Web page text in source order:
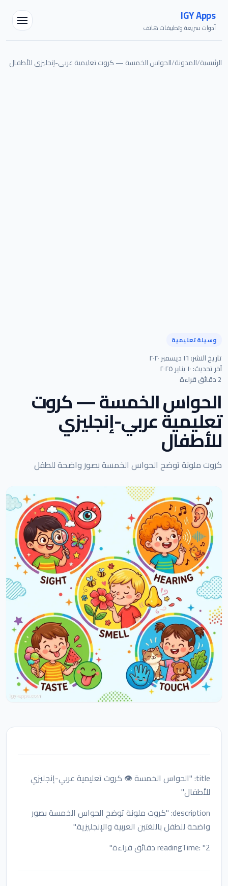
IGY Apps
أدوات سريعة وتطبيقات هاتف
الرئيسية/المدونة/الحواس الخمسة — كروت تعليمية عربي-إنجليزي للأطفال
وسيلة تعليمية
تاريخ النشر: ١٦ ديسمبر ٢٠٢٠
آخر تحديث: ١٠ يناير ٢٠٢٥
2 دقائق قراءة
الحواس الخمسة — كروت
تعليمية عربي-إنجليزي
للأطفال
كروت ملونة توضح الحواس الخمسة بصور واضحة للطفل
title: "الحواس الخمسة 👁️ كروت تعليمية عربي-إنجليزي
للأطفال"
description: "كروت ملونة توضح الحواس الخمسة بصور
واضحة للطفل باللغتين العربية والإنجليزية."
readingTime: "2 دقائق قراءة"